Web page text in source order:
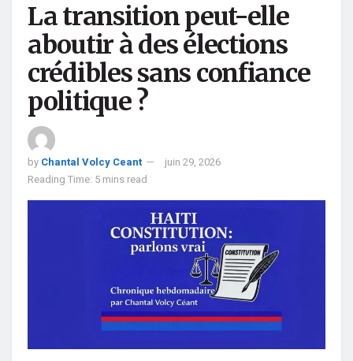
La transition peut-elle
aboutir à des élections
crédibles sans confiance
politique ?
by Chantal Volcy Ceant
juin 29, 2026
Reading Time: 5 mins read